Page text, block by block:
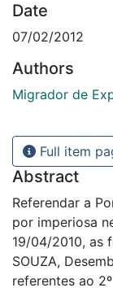
Date
07/02/2012
Authors
Migrador de
Full item
Abstract
Referendar a
por imperiosa
19/04/2010, as
SOUZA,
referentes ao